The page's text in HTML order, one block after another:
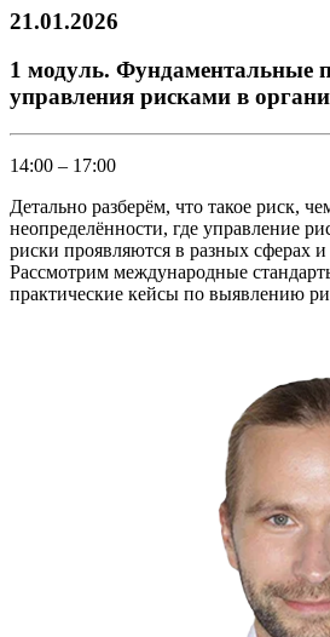
21.01.2026
1 модуль. Фундаментальные
управления рисками в
14:00 – 17:00
Детально разберём, что такое риск,
неопределённости, где управление
риски проявляются в разных сферах
Рассмотрим международные
практические кейсы по выявлению